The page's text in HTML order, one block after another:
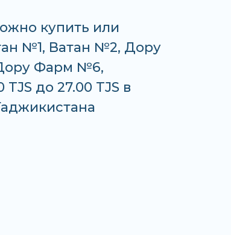
купить или
№1, Ватан №2, Дору
Фарм №6,
до 27.00 TJS в